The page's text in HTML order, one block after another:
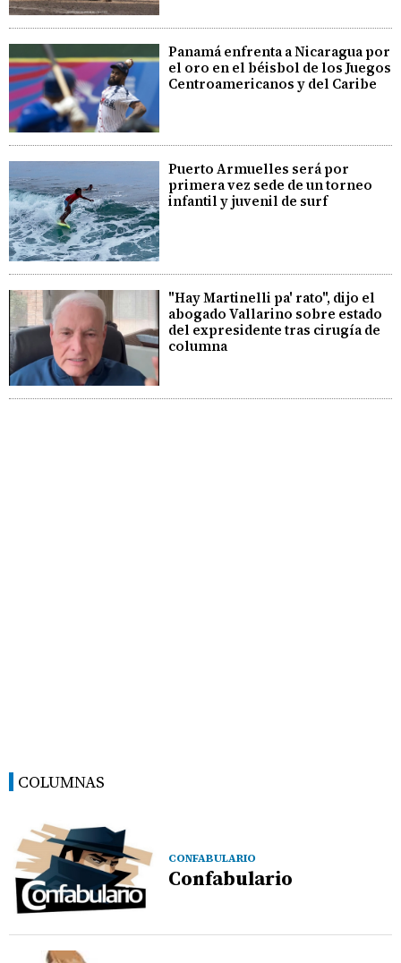
Panamá enfrenta a Nicaragua por
el oro en el béisbol de los Juegos
Centroamericanos y del Caribe
Puerto Armuelles será por
primera vez sede de un torneo
infantil y juvenil de surf
"Hay Martinelli pa' rato", dijo el
abogado Vallarino sobre estado
del expresidente tras cirugía de
columna
COLUMNAS
CONFABULARIO
Confabulario